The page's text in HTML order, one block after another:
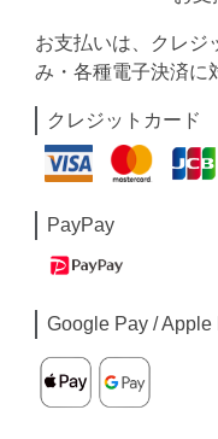
お支払いは、クレジ
み・各種電子決済に
クレジットカード
PayPay
Google Pay / Apple